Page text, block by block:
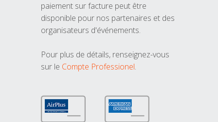
paiement sur facture peut être
disponible pour nos partenaires et des
organisateurs d'événements.
Pour plus de détails, renseignez-vous
sur le Compte Professionel.